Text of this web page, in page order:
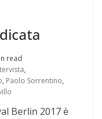
read
,
, Paolo Sorrentino,
Berlin 2017 è